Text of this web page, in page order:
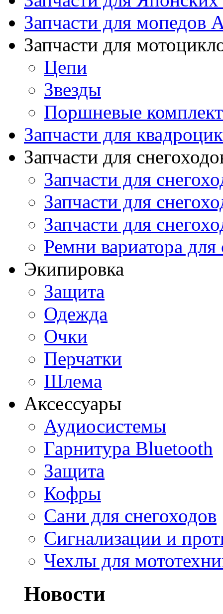
Запчасти для мопедов
Запчасти для
Цепи
Звезды
Поршневые
Запчасти для
Запчасти для
Запчасти для
Запчасти для
Запчасти для
Ремни вариатора для
Экипировка
Защита
Одежда
Очки
Перчатки
Шлема
Аксессуары
Аудиосистемы
Гарнитура Bluetooth
Защита
Кофры
Сани для снегоходов
Сигнализации и
Чехлы для
Новости